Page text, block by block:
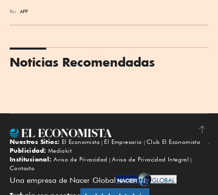
Por AFP
Noticias Recomendadas
Subir
Nuestros Sitios: El Economista El Empresario
Club El Economista
Publicidad: Mediakit
Institucional: Aviso de Privacidad
Aviso de Privacidad Integral
Contacto
Una empresa de Nacer Global